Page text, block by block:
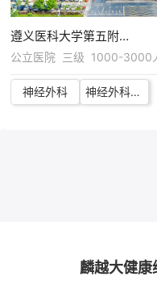
遵义医科大学第五附属（珠海）医院（珠海市第六人民医院）
公立医院 三级 1000-3000
神经外科 神经外科博士
麟越大健